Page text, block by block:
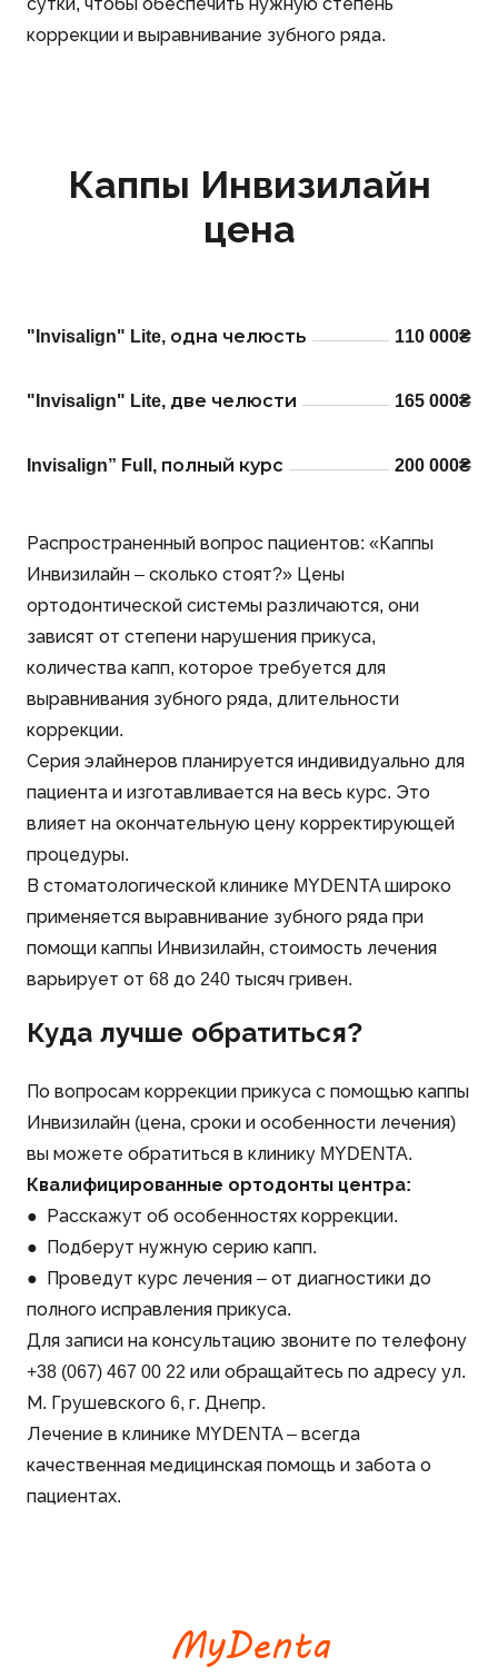
коррекции и выравнивание зубного ряда.
Каппы Инвизилайн
цена
"Invisalign" Lite, одна челюсть 110 000₴
"Invisalign" Lite, две челюсти 165 000₴
Invisalign” Full, полный курс 200 000₴
Распространенный вопрос пациентов: «Каппы
Инвизилайн – сколько стоят?» Цены
ортодонтической системы различаются, они
зависят от степени нарушения прикуса,
количества капп, которое требуется для
выравнивания зубного ряда, длительности
коррекции.
Серия элайнеров планируется индивидуально для
пациента и изготавливается на весь курс. Это
влияет на окончательную цену корректирующей
процедуры.
В стоматологической клинике MYDENTA широко
применяется выравнивание зубного ряда при
помощи каппы Инвизилайн, стоимость лечения
варьирует от 68 до 240 тысяч гривен.
Куда лучше обратиться?
По вопросам коррекции прикуса с помощью каппы
Инвизилайн (цена, сроки и особенности лечения)
вы можете обратиться в клинику MYDENTA.
Квалифицированные ортодонты центра:
● Расскажут об особенностях коррекции.
● Подберут нужную серию капп.
● Проведут курс лечения – от диагностики до
полного исправления прикуса.
Для записи на консультацию звоните по телефону
+38 (067) 467 00 22 или обращайтесь по адресу ул.
М. Грушевского 6, г. Днепр.
Лечение в клинике MYDENTA – всегда
качественная медицинская помощь и забота о
пациентах.
MyDenta